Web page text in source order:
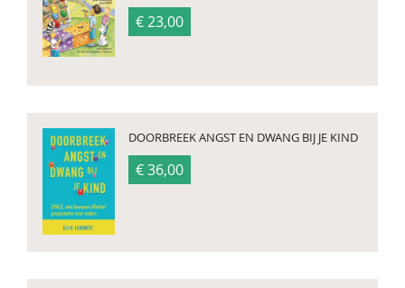
€ 23,00
DOORBREEK ANGST EN DWANG BIJ JE KIND
€ 36,00